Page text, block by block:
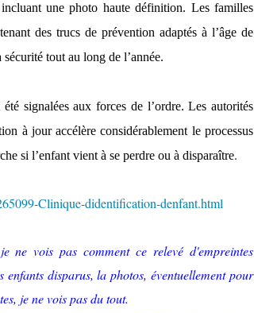
une photo haute définition. Les familles
des trucs de prévention adaptés à l’âge de
tout au long de l’année.
signalées aux forces de l’ordre. Les autorités
à jour accélère considérablement le processus
si l’enfant vient à se perdre ou à disparaître.
Clinique-didentification-denfant.html
ne vois pas comment ce relevé d'empreintes
disparus, la photos, éventuellement pour
je ne vois pas du tout.